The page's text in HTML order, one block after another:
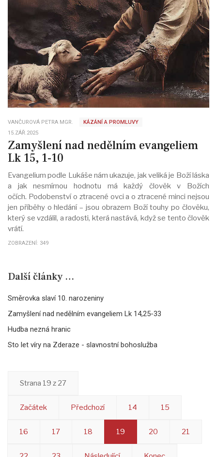
VANČUROVÁ PETRA MGR.
KÁZÁNÍ A PROMLUVY
15.ZÁŘ.2025
Zamyšlení nad nedělním evangeliem
Lk 15, 1-10
Evangelium podle Lukáše nám ukazuje, jak veliká je Boží láska
a jak nesmírnou hodnotu má každý člověk v Božích
očích. Podobenství o ztracené ovci a o ztracené minci nejsou
jen příběhy o hledání – jsou obrazem Boží touhy po člověku,
který se vzdálil, a radosti, která nastává, když se tento člověk
vrátí.
ZOBRAZENÍ: 349
Další články …
Směrovka slaví 10. narozeniny
Zamyšlení nad nedělním evangeliem Lk 14,25-33
Hudba nezná hranic
Sto let víry na Zderaze - slavnostní bohoslužba
Strana 19 z 27
Začátek Předchozí 14 15
16 17 18 19 20 21